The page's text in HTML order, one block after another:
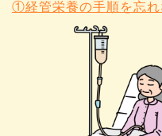
①経管栄養の手順を忘